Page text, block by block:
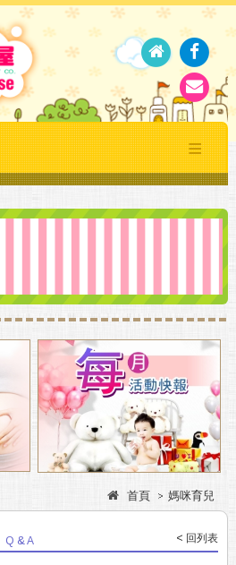
關於我們
最新消息
媽媽教室
媽咪育兒
門市資訊
品牌專區
首頁 媽咪育兒
Q & A < 回列表